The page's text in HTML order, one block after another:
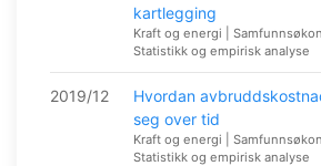
kartlegging
Kraft og energi |
Statistikk og empirisk analyse
2019/12
Hvordan
seg over tid
Kraft og energi |
Statistikk og empirisk analyse